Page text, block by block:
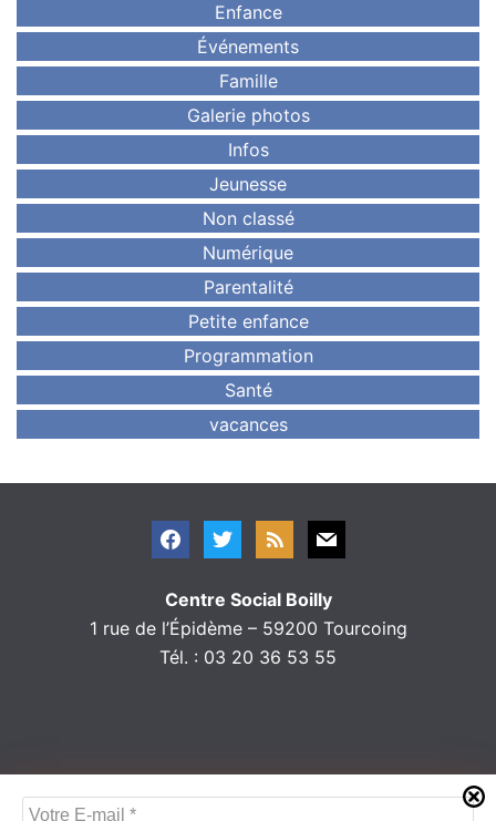
V
Enfance
Événements
Famille
Galerie photos
Infos
Jeunesse
Non classé
Numérique
Parentalité
Petite enfance
Programmation
Santé
vacances
Centre Social Boilly
1 rue de l’Épidème – 59200 Tourcoing
Tél. : 03 20 36 53 55